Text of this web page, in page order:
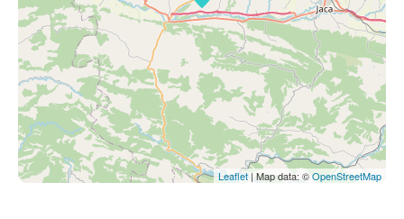
Leaflet | Map data: ©OpenStreetMap